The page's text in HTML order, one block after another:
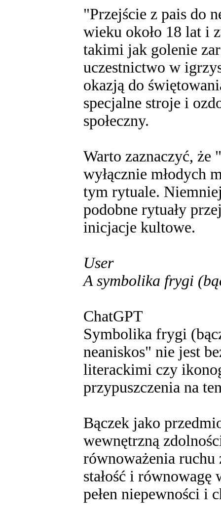
"Przejście z pais do
wieku około 18 lat i
takimi jak golenie
uczestnictwo w
okazją do
specjalne stroje i
społeczny.
Warto zaznaczyć, że
wyłącznie młodych
tym rytuale.
podobne rytuały
inicjacje kultowe.
User
A symbolika frygi
ChatGPT
Symbolika frygi
neaniskos" nie jest
literackimi czy
przypuszczenia na
Bączek jako
wewnętrzną
równoważenia ruchu
stałość i
pełen niepewności i